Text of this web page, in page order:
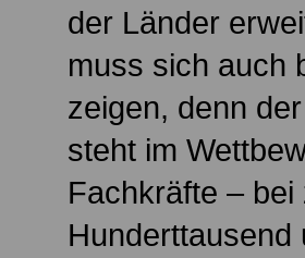
der Länder
muss sich auch
zeigen, denn
steht im
Fachkräfte –
Hunderttausend